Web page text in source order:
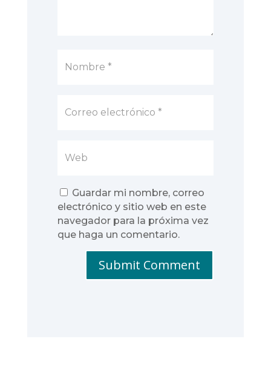
Guardar mi nombre, correo
electrónico y sitio web en este
navegador para la próxima vez
que haga un comentario.
Submit Comment